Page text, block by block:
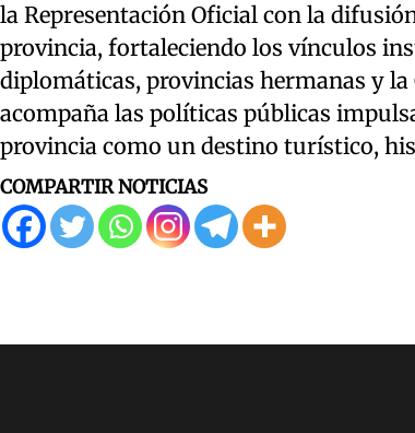
la Representación Oficial con la
provincia, fortaleciendo los vínculos
diplomáticas, provincias hermanas y
acompaña las políticas públicas
provincia como un destino turístico,
COMPARTIR NOTICIAS